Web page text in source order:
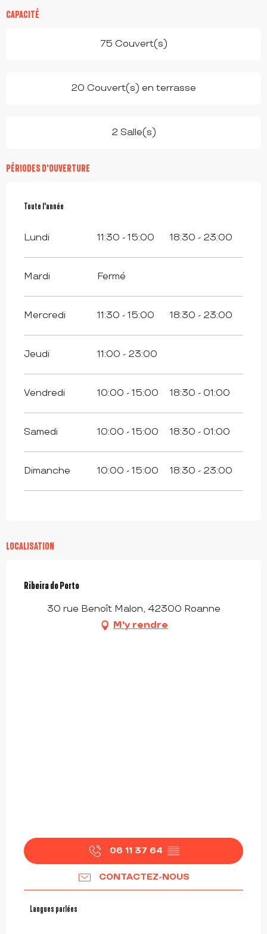
CAPACITÉ
75 Couvert(s)
20 Couvert(s) en terrasse
2 Salle(s)
PÉRIODES D'OUVERTURE
Toute l'année
Toute l'année
Lundi 11:30 - 15:00 18:30 - 23:00
Mardi Fermé
Mercredi 11:30 - 15:00 18:30 - 23:00
Jeudi 11:00 - 23:00
Vendredi 10:00 - 15:00 18:30 - 01:00
Samedi 10:00 - 15:00 18:30 - 01:00
Dimanche 10:00 - 15:00 18:30 - 23:00
LOCALISATION
Ribeira do Porto
30 rue Benoît Malon, 42300 Roanne
M'y rendre
06 11 37 64 ▒▒
CONTACTEZ-NOUS
Langues parlées
Langues parlées